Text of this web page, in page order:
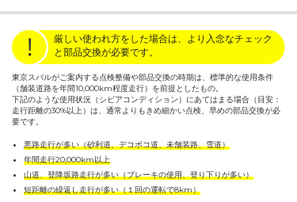
厳しい使われ方をした場合は、より入念なチェック
と部品交換が必要です。
東京スバルがご案内する点検整備や部品交換の時期は、標準的な使用条件
（舗装道路を年間10,000km程度走行）を前提としたもの。
下記のような使用状況（シビアコンディション）にあてはまる場合（目安：
走行距離の30%以上）は、通常よりもきめ細かい点検、早めの部品交換が必
要です。
悪路走行が多い（砂利道、デコボコ道、未舗装路、雪道）
年間走行20,000km以上
山道、登降坂路走行が多い（ブレーキの使用、登り下りが多い）
短距離の繰返し走行が多い（１回の運転で8km）